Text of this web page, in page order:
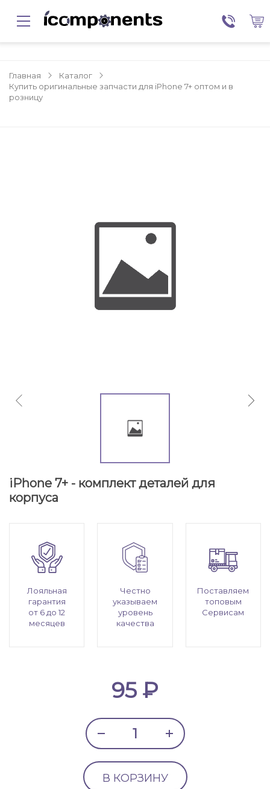
Главная
Каталог
Купить оригинальные запчасти для iPhone 7+ оптом и в
розницу
iPhone 7+ - комплект деталей для
корпуса
Лояльная
гарантия
от 6 до 12
месяцев
Честно
указываем
уровень
качества
Поставляем
топовым
Сервисам
95 ₽
В КОРЗИНУ